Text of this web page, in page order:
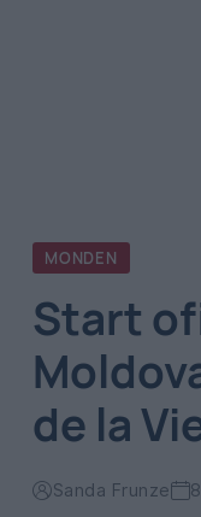
MONDEN
Start
de la
Sanda Frunze